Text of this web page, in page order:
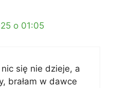
o 01:05
się nie dzieje, a
brałam w dawce